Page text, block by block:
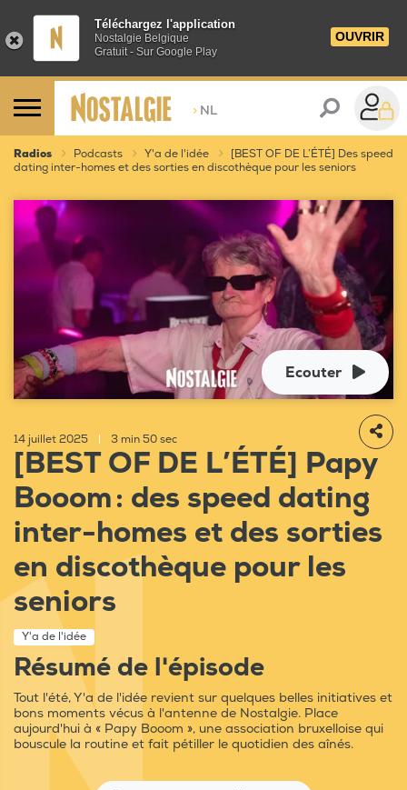
Téléchargez l'application
Nostalgie Belgique
Gratuit - Sur Google Play
OUVRIR
> NL
Radios Podcasts Y'a de l'idée
[BEST OF DE L’ÉTÉ] Des speed
dating inter-homes et des sorties en discothèque pour les seniors
Ecouter
14 juillet 2025 3 min 50 sec
[BEST OF DE L’ÉTÉ] Papy
Booom : des speed dating
inter-homes et des sorties
en discothèque pour les
seniors
Y'a de l'idée
Résumé de l'épisode
Tout l'été, Y'a de l'idée revient sur quelques belles initiatives et
bons moments vécus à l'antenne de Nostalgie. Place
aujourd'hui à « Papy Booom », une association bruxelloise qui
bouscule la routine et fait pétiller le quotidien des aînés.